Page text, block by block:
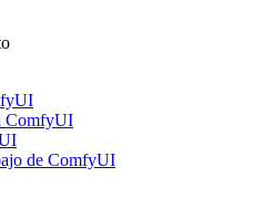
ComfyUI
de ComfyUI